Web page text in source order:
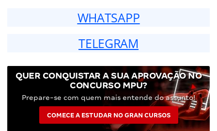
WHATSAPP
TELEGRAM
QUER CONQUISTAR A SUA APROVAÇÃO NO
CONCURSO MPU?
Prepare-se com quem mais entende do assunto!
COMECE A ESTUDAR NO GRAN CURSOS